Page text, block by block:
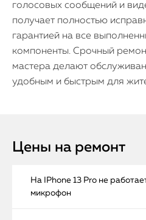
голосовых сообщений и
получает полностью
гарантией на все
компоненты. Срочный
мастера делают
удобным и быстрым для
Цены на ремонт
На IPhone 13 Pro не
микрофон